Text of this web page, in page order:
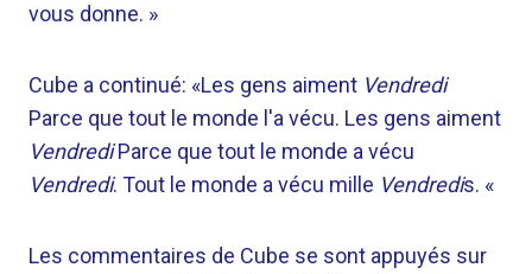
vous donne. »
Cube a continué: «Les gens aiment Vendredi
Parce que tout le monde l'a vécu. Les gens aiment
VendrediParce que tout le monde a vécu
Vendredi. Tout le monde a vécu mille Vendredis. «
Les commentaires de Cube se sont appuyés sur